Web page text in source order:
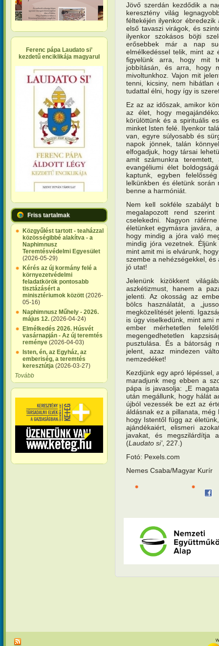
Ferenc pápa Laudato si’
kezdetű enciklikája magyarul
Friss tartalmak
Közgyűlést tartott - teaházzal
közösségibbé alakítva - a
Naphimnusz
Teremtésvédelmi Egyesület
(2026-05-29)
Kérés az új kormány felé a
környezetvédelmi
feladatkörök pontosabb
tisztázásért a
minisztériumok között (2026-
05-16)
Naphimnusz Műhely - 2026.
május 12. (2026-04-24)
Elmélkedés 2026. Húsvét
vasárnapján - Az új teremtés
reménye (2026-04-03)
Isten, én, az Egyház, az
emberiség, a teremtés
keresztútja (2026-03-27)
Tovább
Jövő szerdán kezdődik a
keresztény világ
féltekéjén ilyenkor
első tavaszi virágok, és
ilyenkor szokásos böjti
erősebbek már a nap
elmélkedéssel telik, mint az
figyelünk arra, hogy mit
jobbításán, és arra, hogy
mivoltunkhoz. Vajon mit
tenni, kicsiny, nem hibátlan
tudattal élni, hogy így is
Ez az az időszak, amikor
az élet, hogy
körülöttünk és a spirituális
minket Isten felé. Ilyenkor
van, egyre súlyosabb és
napok jönnek, talán
elfogadjuk, hogy társai
amit számunkra
evangéliumi élet
kaptunk, egyben
lelkünkben és életünk
benne a harmóniát.
Nem kell sokféle szabályt
megalapozott rend
cselekedni. Nagyon
életünket egymásra javára,
hogy mindig a jóra való
mindig jóra vezetnek.
mint amit mi is elvárunk,
szembe a nehézségekkel,
jó utat!
Jelenünk kizökkent
aszkétizmust, hanem a
jelenti. Az okosság az
bölcs használatát, a
megközelítését jelenti.
is úgy viselkedünk, mint ami
ember mérhetetlen
megengedhetetlen
pusztulása. És a bátorság
jelent, azaz mindezen
nemzedéket!
Kezdjünk egy apró lépéssel,
maradjunk meg ebben a
pápa is javasolja: „E
után megállunk, hogy hálát
újból vezessék be ezt az
áldásnak ez a pillanata,
hogy Istentől függ az
ajándékaiért, elismeri
javakat, és megszilárdítja
(Laudato si’, 227.)
Fotó: Pexels.com
Nemes Csaba/Magyar Kurír